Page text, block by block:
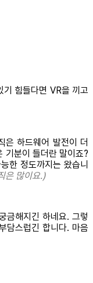
힘들다면 VR을 끼고
은 하드웨어 발전이 더
기분이 들더란 말이죠?
한 정도까지는 왔습니
은 많이요.)
해지긴 하네요. 그렇
담스럽긴 합니다. 마음